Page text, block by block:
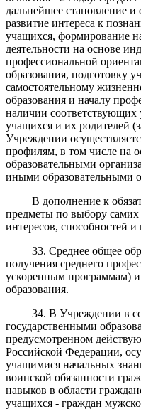
дальнейшее становление
развитие интереса к
учащихся, формирование
деятельности на основе
профессиональной
образования, подготовку
самостоятельному
образования и началу
наличии соответствующих
учащихся и их родителей
Учреждении
профилям, в том числе на
образовательными
иными образовательными
В дополнение к
предметы по выбору самих
интересов, способностей
33. Среднее общее
получения среднего
ускоренным программам)
образования.
34. В Учреждении в
государственными
предусмотренном
Российской Федерации,
учащимися начальных
воинской обязанности
навыков в области
учащихся - граждан